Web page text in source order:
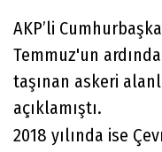
AKP’li
Temmuz'un
taşınan askeri
açıklamıştı.
2018 yılında ise